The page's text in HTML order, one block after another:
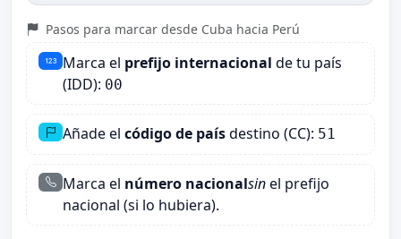
Pasos para marcar desde Cuba hacia Perú
Marca el prefijo internacional de tu país
(IDD): 00
Añade elcódigo de paísdestino (CC): 51
Marca el número nacionalsinel prefijo
nacional (si lo hubiera).